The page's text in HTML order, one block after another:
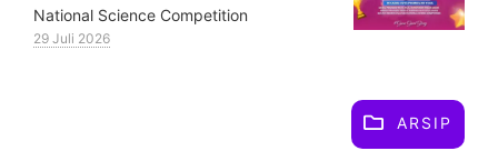
National Science Competition
29 Juli 2026
ARSIP